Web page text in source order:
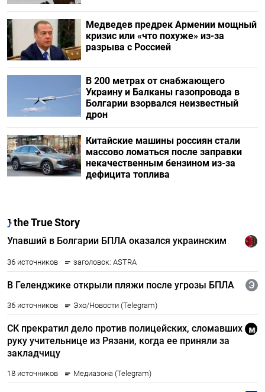
Медведев предрек Армении мощный
кризис или «что похуже» из-за
разрыва с Россией
В 200 метрах от снабжающего
Украину и Балканы газопровода в
Болгарии взорвался неизвестный
дрон
Китайские машины россиян стали
массово ломаться после заправки
некачественным бензином из-за
дефицита топлива